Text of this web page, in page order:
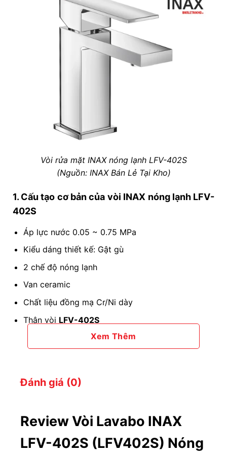
Vòi rửa mặt INAX nóng lạnh LFV-402S
(Nguồn: INAX Bán Lẻ Tại Kho)
1. Cấu tạo cơ bản của vòi INAX nóng lạnh LFV-
402S
Áp lực nước 0.05 ~ 0.75 MPa
Kiểu dáng thiết kế: Gật gù
2 chế độ nóng lạnh
Van ceramic
Chất liệu đồng mạ Cr/Ni dày
Thân vòi LFV-402S
Đầu vòi phun
Cần xả gạt.
2. Ưu điểm nổi bật của vòi chậu rửa INAX LFV-
Xem Thêm
Đánh giá (0)
Review Vòi Lavabo INAX
LFV-402S (LFV402S) Nóng